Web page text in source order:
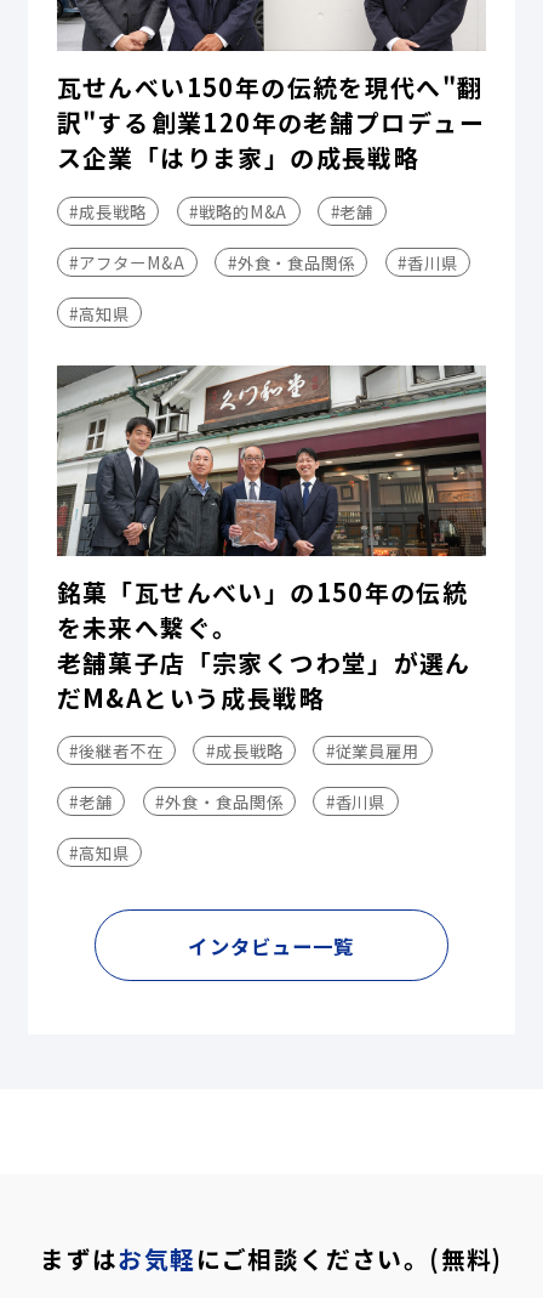
瓦せんべい150年の伝統を現代へ"翻
訳"する――創業120年の老舗プロデュー
ス企業「はりま家」の成長戦略
#成長戦略 #戦略的M&A #老舗
#アフターM&A #外食・食品関係 #香川県
#高知県
銘菓「瓦せんべい」の150年の伝統
を未来へ繋ぐ。
老舗菓子店「宗家くつわ堂」が選ん
だM&Aという成長戦略
#後継者不在 #成長戦略 #従業員雇用
#老舗 #外食・食品関係 #香川県
#高知県
インタビュー一覧
まずはお気軽にご相談ください。(無料)